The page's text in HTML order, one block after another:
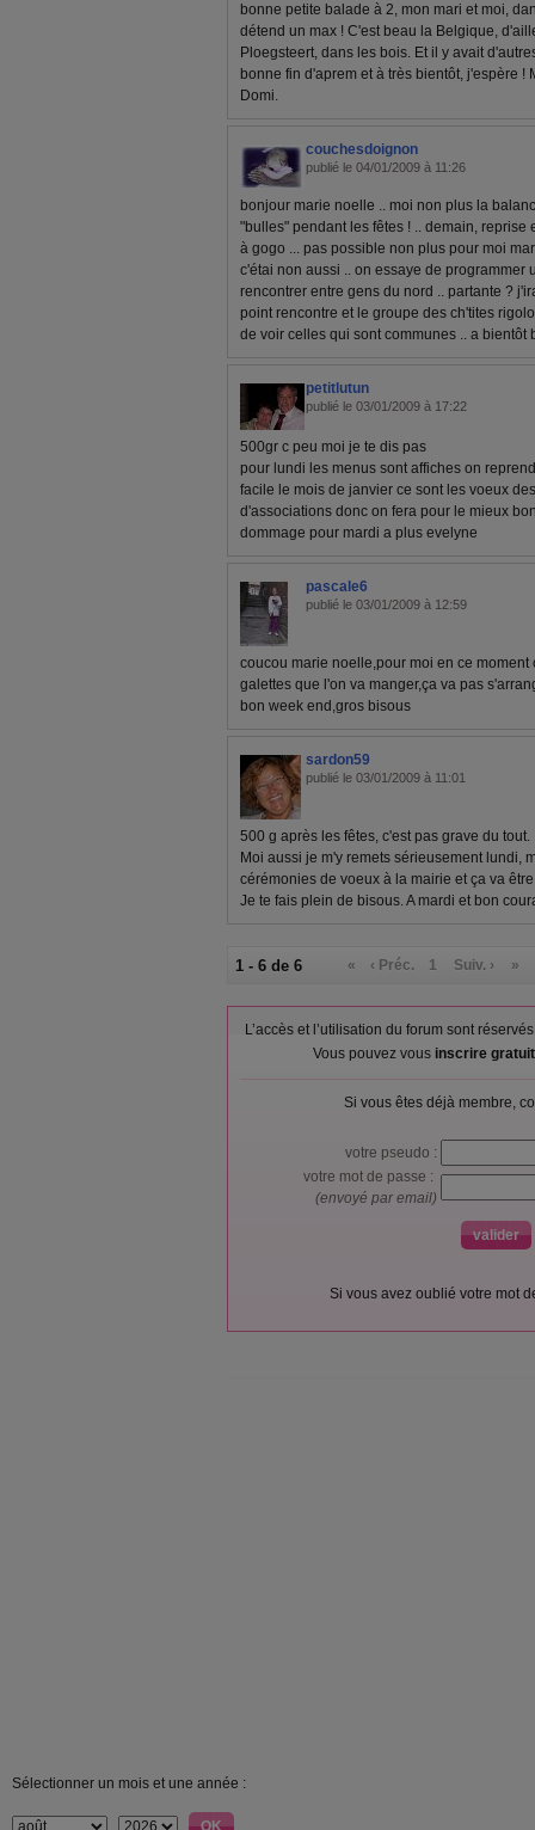
bonne petite balade à 2, mon mari et moi,
détend un max ! C'est beau la Belgique,
Ploegsteert, dans les bois. Et il y avait
bonne fin d'aprem et à très bientôt, j'espère !
Domi.
couchesdoignon
publié le 04/01/2009 à 11:26
bonjour marie noelle .. moi non plus la
"bulles" pendant les fêtes ! .. demain, reprise
à gogo ... pas possible non plus pour moi
c'étai non aussi .. on essaye de programmer
rencontrer entre gens du nord .. partante ?
point rencontre et le groupe des ch'tites
de voir celles qui sont communes .. a bientôt
petitlutun
publié le 03/01/2009 à 17:22
500gr c peu moi je te dis pas
pour lundi les menus sont affiches on
facile le mois de janvier ce sont les voeux
d'associations donc on fera pour le mieux
dommage pour mardi a plus evelyne
pascale6
publié le 03/01/2009 à 12:59
coucou marie noelle,pour moi en ce moment
galettes que l'on va manger,ça va pas
bon week end,gros bisous
sardon59
publié le 03/01/2009 à 11:01
500 g après les fêtes, c'est pas grave du tout.
Moi aussi je m'y remets sérieusement lundi,
cérémonies de voeux à la mairie et ça va être
Je te fais plein de bisous. A mardi et bon
1 - 6 de 6 « ‹ Préc. 1 Suiv. › »
L’accès et l’utilisation du forum sont
Vous pouvez vous inscrire
Si vous êtes déjà membre,
votre pseudo :
votre mot de passe :
(envoyé par email)
Si vous avez oublié votre mot
Sélectionner un mois et une année :